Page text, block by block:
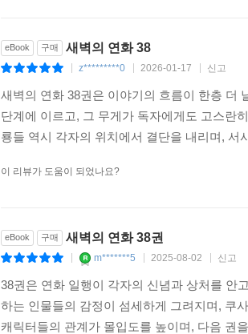
eBook 구매 새벽의 연화 38
z*********0 2026-01-17 신고
새벽의 연화 38권은 이야기의 흐름이 한층 더
단계에 이르고, 그 무게가 독자에게도 고스란
룡들 역시 각자의 위치에서 결단을 내리며,
이 리뷰가 도움이 되었나요?
eBook 구매 새벽의 연화 38권
m*******5 2025-08-02 신고
38권은 연화 일행이 각자의 신념과 상처를 안
하는 인물들의 감정이 섬세하게 그려지며, 쿠
캐릭터들의 관계가 몰입도를 높이며, 다음 권